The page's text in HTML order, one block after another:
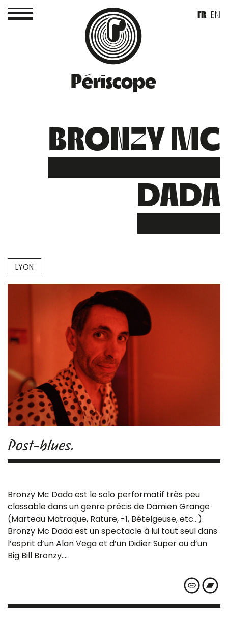
Périscope
FR EN
BRONZY MC
DADA
LYON
Post-blues.
Bronzy Mc Dada est le solo performatif très peu
classable dans un genre précis de Damien Grange
(Marteau Matraque, Rature, -1, Bételgeuse, etc…).
Bronzy Mc Dada est un spectacle à lui tout seul dans
l’esprit d’un Alan Vega et d’un Didier Super ou d’un
Big Bill Bronzy….